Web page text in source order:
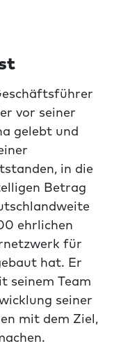
vor seiner
gelebt und
in die
Betrag
ehrlichen
für
hat. Er
seinem Team
seiner
mit dem Ziel,